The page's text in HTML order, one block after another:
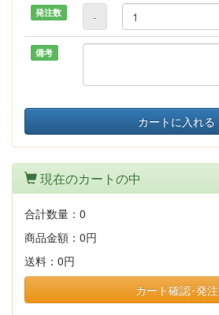
発注数 -
備考
カートに入れる
現在のカートの中
合計数量： 0
商品金額： 0円
送料： 0円
カート確認･発注